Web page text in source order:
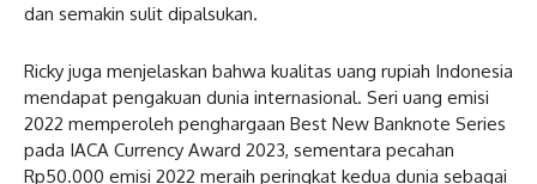
dan semakin sulit dipalsukan.
Ricky juga menjelaskan bahwa kualitas uang rupiah Indonesia
mendapat pengakuan dunia internasional. Seri uang emisi
2022 memperoleh penghargaan Best New Banknote Series
pada IACA Currency Award 2023, sementara pecahan
Rp50.000 emisi 2022 meraih peringkat kedua dunia sebagai